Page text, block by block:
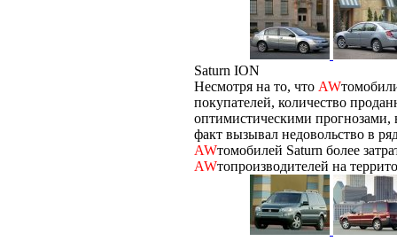
Saturn ION
Несмотря на то, что AW
покупателей, количество
оптимистическими прогнозами,
факт вызывал недовольство в
AWтомобилей Saturn более
AWтопроизводителей на